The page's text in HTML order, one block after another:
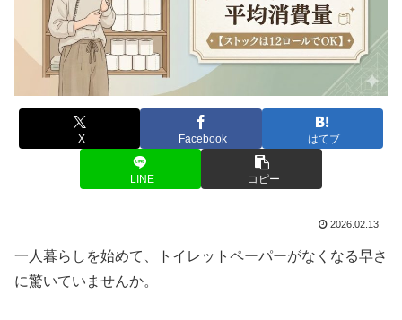
X Facebook はてブ
LINE コピー
2026.02.13
一人暮らしを始めて、トイレットペーパーがなくなる早さ
に驚いていませんか。